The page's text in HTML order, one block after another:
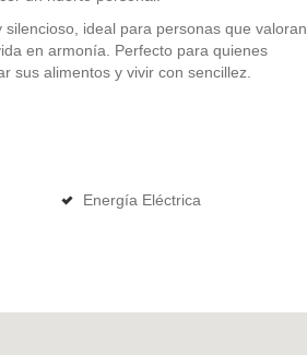
ideal para personas que valoran
en armonía. Perfecto para quienes
sus alimentos y vivir con sencillez.
Energía Eléctrica